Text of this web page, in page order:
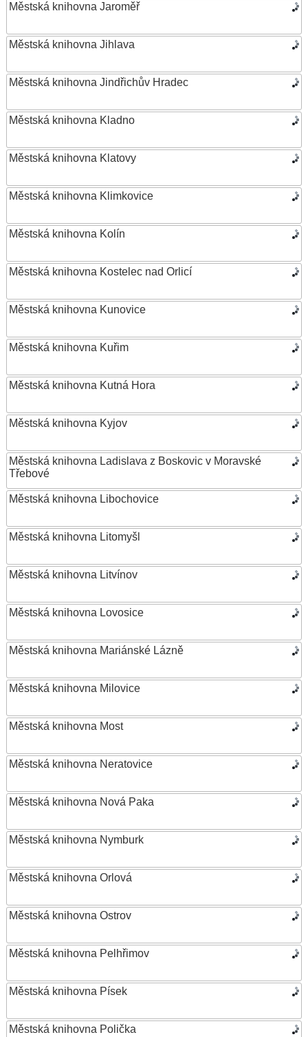
Městská knihovna Jaroměř
Městská knihovna Jihlava
Městská knihovna Jindřichův Hradec
Městská knihovna Kladno
Městská knihovna Klatovy
Městská knihovna Klimkovice
Městská knihovna Kolín
Městská knihovna Kostelec nad Orlicí
Městská knihovna Kunovice
Městská knihovna Kuřim
Městská knihovna Kutná Hora
Městská knihovna Kyjov
Městská knihovna Ladislava z Boskovic v Moravské
Třebové
Městská knihovna Libochovice
Městská knihovna Litomyšl
Městská knihovna Litvínov
Městská knihovna Lovosice
Městská knihovna Mariánské Lázně
Městská knihovna Milovice
Městská knihovna Most
Městská knihovna Neratovice
Městská knihovna Nová Paka
Městská knihovna Nymburk
Městská knihovna Orlová
Městská knihovna Ostrov
Městská knihovna Pelhřimov
Městská knihovna Písek
Městská knihovna Polička